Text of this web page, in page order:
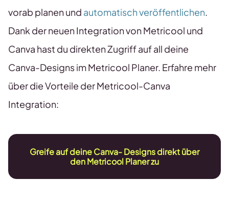
vorab planen und automatisch veröffentlichen
Dank der neuen Integration von Metricool und
Canva hast du direkten Zugriff auf all deine
Canva-Designs im Metricool Planer. Erfahre mehr
über die Vorteile der Metricool-Canva
Integration:
Greife auf deine Canva- Designs direkt über
den Metricool Planer zu